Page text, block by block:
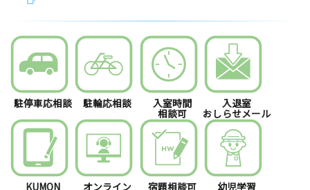
駐停車応相談 駐輪応相談 入室時間
相談可
入退室
おしらせメール
KUMON オンライン 宿題相談可 幼児学習